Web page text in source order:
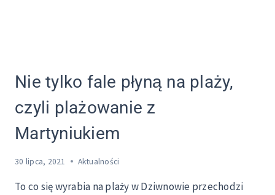
Nie tylko fale płyną na plaży,
czyli plażowanie z
Martyniukiem
30 lipca, 2021 Aktualności
To co się wyrabia na plaży w Dziwnowie przechodzi